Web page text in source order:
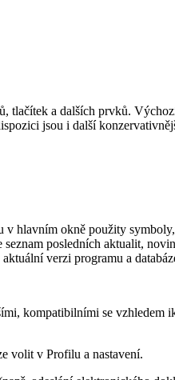
tlačítek a dalších prvků.
jsou i další
hlavním okně použity
posledních aktualit,
verzi programu a
kompatibilními se vzhledem
volit v Profilu a nastavení.